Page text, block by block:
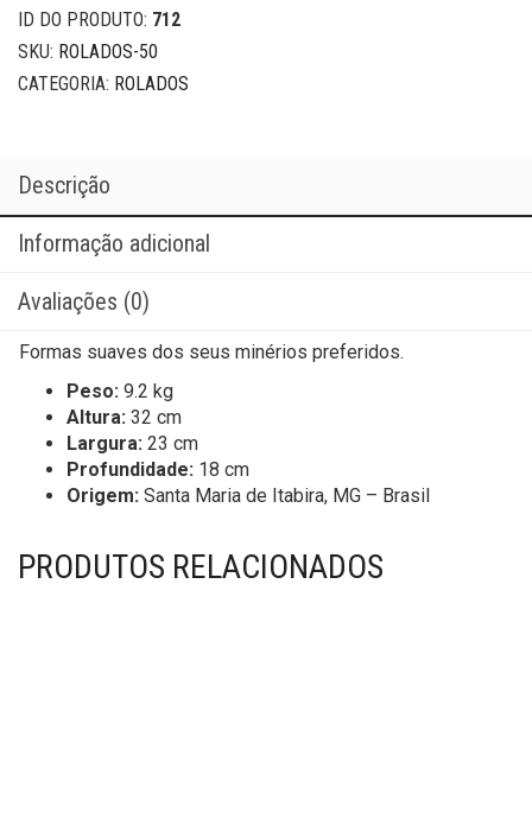
ID DO PRODUTO: 712
SKU: ROLADOS-50
CATEGORIA: ROLADOS
Descrição
Informação adicional
Avaliações (0)
Formas suaves dos seus minérios preferidos.
Peso: 9.2 kg
Altura: 32 cm
Largura: 23 cm
Profundidade: 18 cm
Origem: Santa Maria de Itabira, MG – Brasil
PRODUTOS RELACIONADOS